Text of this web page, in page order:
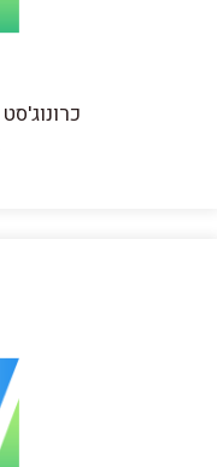
כרונוג'סט PMSG וטרינרי IU 600